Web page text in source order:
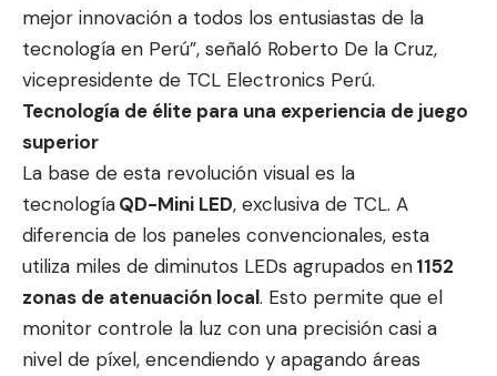
mejor innovación a todos los entusiastas de la
tecnología en Perú”, señaló Roberto De la Cruz,
vicepresidente de TCL Electronics Perú.
Tecnología de élite para una experiencia de juego
superior
La base de esta revolución visual es la
tecnologíaQD-Mini LED, exclusiva de TCL. A
diferencia de los paneles convencionales, esta
utiliza miles de diminutos LEDs agrupados en1152
zonas de atenuación local. Esto permite que el
monitor controle la luz con una precisión casi a
nivel de píxel, encendiendo y apagando áreas